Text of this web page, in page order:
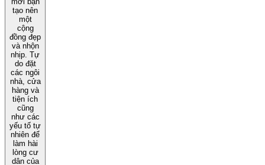
tạo nên
một
cộng
đồng đẹp
và nhộn
nhịp. Tự
do đặt
các ngôi
nhà, cửa
hàng và
tiện ích
cũng
như các
yếu tố tự
nhiên để
làm hài
lòng cư
dân của